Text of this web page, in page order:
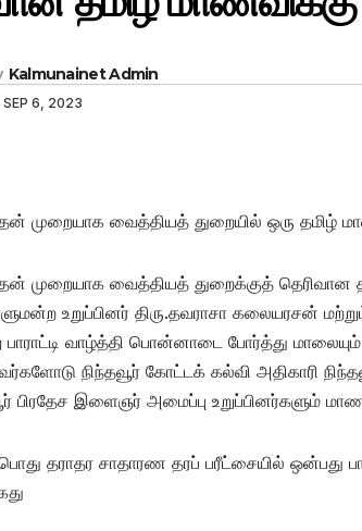
Kalmunainet Admin
SEP 6, 2023
முறையாக வைத்தியத் துறையில் ஒரு தமிழ்
முறையாக வைத்தியத் துறைக்குத்
உறுப்பினர் திரு.தவராசா கலையரசன்
பாராட்டி வாழ்த்தி பொன்னாடை போர்த்து மாலையும்
நிந்தவூர் கோட்டக் கல்வி அதிகாரி
பிரதேச இளைஞர் அமைப்பு உறுப்பினர்களும்
தராதர சாதாரண தரப் பரீட்சையில் ஒன்பது